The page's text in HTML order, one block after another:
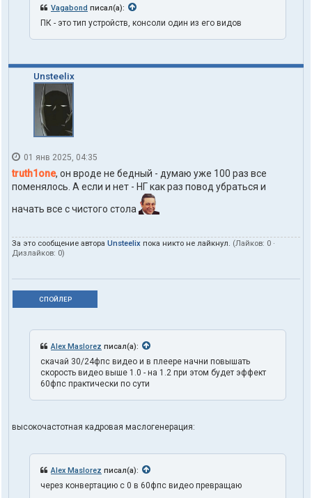
h
1
Vagabond писал(а):
ПК - это тип устройств, консоли один из его видов
Unsteelix
01 янв 2025, 04:35
truth1one, он вроде не бедный - думаю уже 100 раз все
поменялось. А если и нет - НГ как раз повод убраться и
начать все с чистого стола
За это сообщение автора Unsteelix пока никто не лайкнул. (Лайков: 0 ·
Дизлайков: 0)
СПОЙЛЕР
Alex Maslorez писал(а):
скачай 30/24фпс видео и в плеере начни повышать
скорость видео выше 1.0 - на 1.2 при этом будет эффект
60фпс практически по сути
высокочастотная кадровая маслогенерация:
Alex Maslorez писал(а):
через конвертацию с 0 в 60фпс видео превращаю